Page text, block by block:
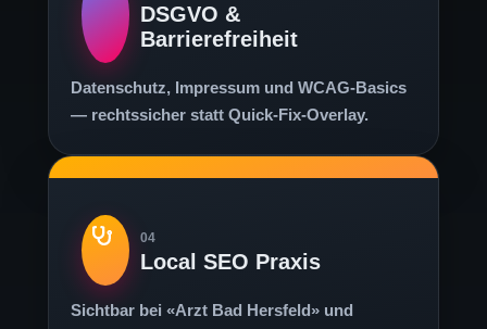
DSGVO &
Barrierefreiheit
Datenschutz, Impressum und WCAG-Basics
— rechtssicher statt Quick-Fix-Overlay.
04
Local SEO Praxis
Sichtbar bei «Arzt Bad Hersfeld» und